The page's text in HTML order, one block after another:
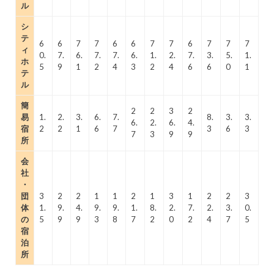
ル
シ
テ
ィ
ホ
テ
ル
6
0.
5
6
7.
9
7
6.
1
7
7.
2
6
7.
4
6
6.
3
7
1.
2
7
2.
4
6
7.
6
7
3.
6
7
5.
0
7
1.
1
簡
易
宿
所
1.
2
2.
2
3.
1
6.
6
7.
7
2
6.
7
2
2.
3
3
6.
9
2
4.
9
8.
3
3.
6
3.
3
会
社
・
団
体
の
宿
泊
所
3
1.
5
2
9.
9
2
4.
9
1
9.
3
1
9.
8
2
1.
7
1
8.
2
3
2.
0
1
7.
2
2
2.
4
2
3.
7
3
0.
5